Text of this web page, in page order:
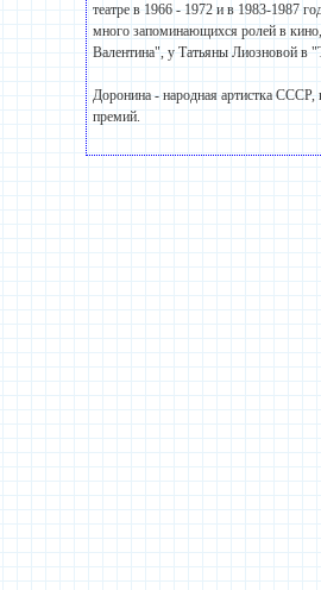
театре в 1966 - 1972 и в 1983-1987
много запоминающихся ролей в
Валентина", у Татьяны Лиозновой в
Доронина - народная артистка СССР,
премий.